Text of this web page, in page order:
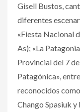
Gisell Bustos,
diferentes
«Fiesta Nacional
As); «La
Provincial del 7
Patagónica»,
reconocidos
Chango Spasiuk y